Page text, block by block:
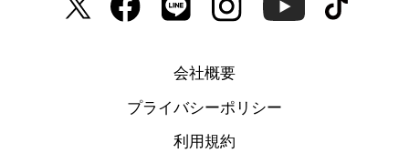
会社概要
プライバシーポリシー
利用規約